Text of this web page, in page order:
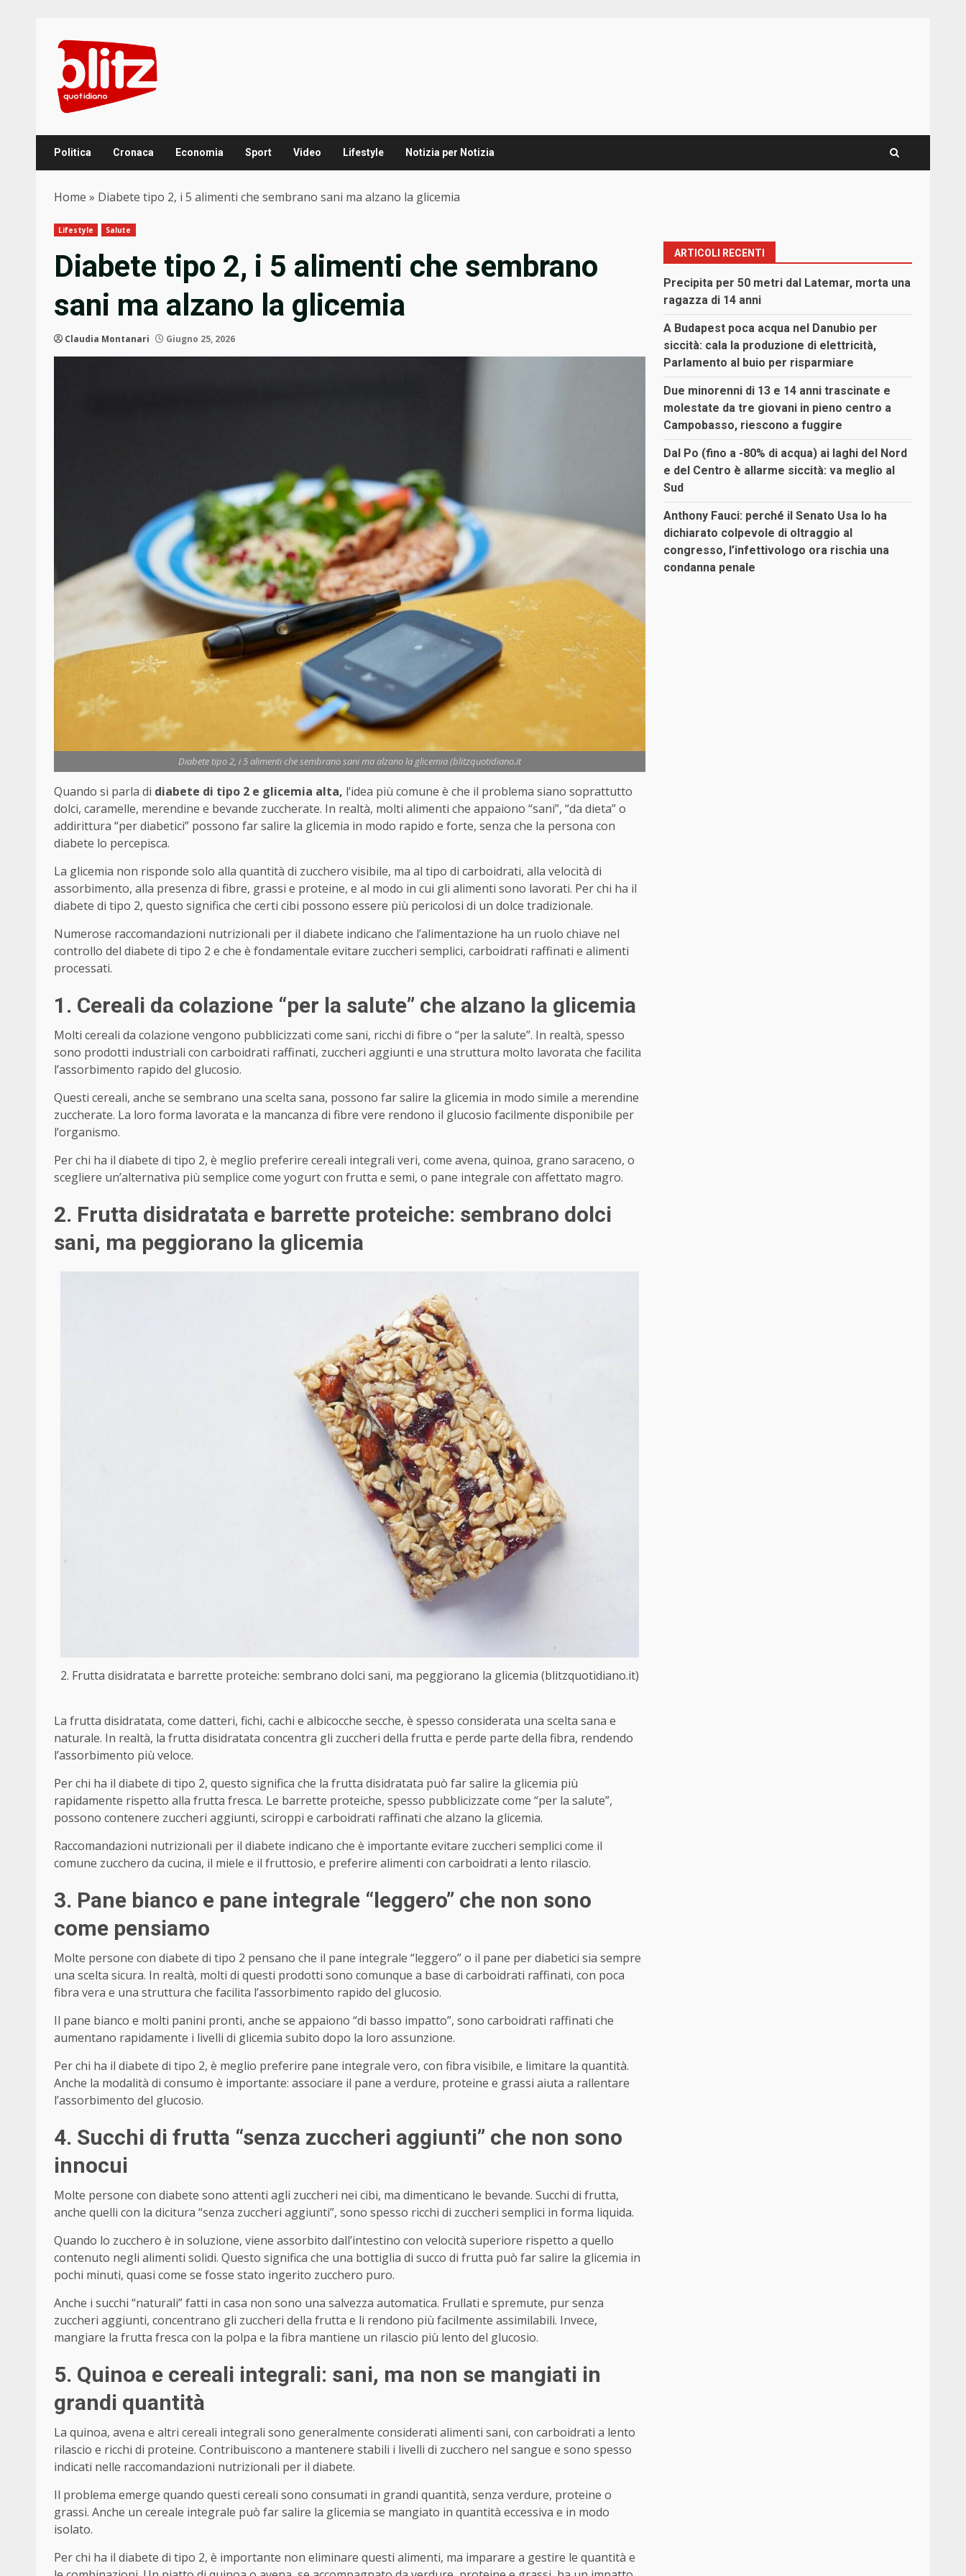
content
Politica Cronaca Economia Sport Video Lifestyle Notizia per Notizia
Home » Diabete tipo 2, i 5 alimenti che sembrano sani ma alzano la glicemia
Lifestyle Salute
Diabete tipo 2, i 5 alimenti che sembrano
sani ma alzano la glicemia
Claudia Montanari Giugno 25, 2026
Diabete tipo 2, i 5 alimenti che sembrano sani ma alzano la glicemia (blitzquotidiano.it
Quando si parla di diabete di tipo 2 e glicemia alta, l’idea più comune è che il problema siano soprattutto
dolci, caramelle, merendine e bevande zuccherate. In realtà, molti alimenti che appaiono “sani”, “da dieta” o
addirittura “per diabetici” possono far salire la glicemia in modo rapido e forte, senza che la persona con
diabete lo percepisca.
La glicemia non risponde solo alla quantità di zucchero visibile, ma al tipo di carboidrati, alla velocità di
assorbimento, alla presenza di fibre, grassi e proteine, e al modo in cui gli alimenti sono lavorati. Per chi ha il
diabete di tipo 2, questo significa che certi cibi possono essere più pericolosi di un dolce tradizionale.
Numerose raccomandazioni nutrizionali per il diabete indicano che l’alimentazione ha un ruolo chiave nel
controllo del diabete di tipo 2 e che è fondamentale evitare zuccheri semplici, carboidrati raffinati e alimenti
processati.
1. Cereali da colazione “per la salute” che alzano la glicemia
Molti cereali da colazione vengono pubblicizzati come sani, ricchi di fibre o “per la salute”. In realtà, spesso
sono prodotti industriali con carboidrati raffinati, zuccheri aggiunti e una struttura molto lavorata che facilita
l’assorbimento rapido del glucosio.
Questi cereali, anche se sembrano una scelta sana, possono far salire la glicemia in modo simile a merendine
zuccherate. La loro forma lavorata e la mancanza di fibre vere rendono il glucosio facilmente disponibile per
l’organismo.
Per chi ha il diabete di tipo 2, è meglio preferire cereali integrali veri, come avena, quinoa, grano saraceno, o
scegliere un’alternativa più semplice come yogurt con frutta e semi, o pane integrale con affettato magro.
2. Frutta disidratata e barrette proteiche: sembrano dolci
sani, ma peggiorano la glicemia
2. Frutta disidratata e barrette proteiche: sembrano dolci sani, ma peggiorano la glicemia (blitzquotidiano.it)
La frutta disidratata, come datteri, fichi, cachi e albicocche secche, è spesso considerata una scelta sana e
naturale. In realtà, la frutta disidratata concentra gli zuccheri della frutta e perde parte della fibra, rendendo
l’assorbimento più veloce.
Per chi ha il diabete di tipo 2, questo significa che la frutta disidratata può far salire la glicemia più
rapidamente rispetto alla frutta fresca. Le barrette proteiche, spesso pubblicizzate come “per la salute”,
possono contenere zuccheri aggiunti, sciroppi e carboidrati raffinati che alzano la glicemia.
Raccomandazioni nutrizionali per il diabete indicano che è importante evitare zuccheri semplici come il
comune zucchero da cucina, il miele e il fruttosio, e preferire alimenti con carboidrati a lento rilascio.
3. Pane bianco e pane integrale “leggero” che non sono
come pensiamo
Molte persone con diabete di tipo 2 pensano che il pane integrale “leggero” o il pane per diabetici sia sempre
una scelta sicura. In realtà, molti di questi prodotti sono comunque a base di carboidrati raffinati, con poca
fibra vera e una struttura che facilita l’assorbimento rapido del glucosio.
Il pane bianco e molti panini pronti, anche se appaiono “di basso impatto”, sono carboidrati raffinati che
aumentano rapidamente i livelli di glicemia subito dopo la loro assunzione.
Per chi ha il diabete di tipo 2, è meglio preferire pane integrale vero, con fibra visibile, e limitare la quantità.
Anche la modalità di consumo è importante: associare il pane a verdure, proteine e grassi aiuta a rallentare
l’assorbimento del glucosio.
4. Succhi di frutta “senza zuccheri aggiunti” che non sono
innocui
Molte persone con diabete sono attenti agli zuccheri nei cibi, ma dimenticano le bevande. Succhi di frutta,
anche quelli con la dicitura “senza zuccheri aggiunti”, sono spesso ricchi di zuccheri semplici in forma liquida.
Quando lo zucchero è in soluzione, viene assorbito dall’intestino con velocità superiore rispetto a quello
contenuto negli alimenti solidi. Questo significa che una bottiglia di succo di frutta può far salire la glicemia in
pochi minuti, quasi come se fosse stato ingerito zucchero puro.
Anche i succhi “naturali” fatti in casa non sono una salvezza automatica. Frullati e spremute, pur senza
zuccheri aggiunti, concentrano gli zuccheri della frutta e li rendono più facilmente assimilabili. Invece,
mangiare la frutta fresca con la polpa e la fibra mantiene un rilascio più lento del glucosio.
5. Quinoa e cereali integrali: sani, ma non se mangiati in
grandi quantità
La quinoa, avena e altri cereali integrali sono generalmente considerati alimenti sani, con carboidrati a lento
rilascio e ricchi di proteine. Contribuiscono a mantenere stabili i livelli di zucchero nel sangue e sono spesso
indicati nelle raccomandazioni nutrizionali per il diabete.
Il problema emerge quando questi cereali sono consumati in grandi quantità, senza verdure, proteine o
grassi. Anche un cereale integrale può far salire la glicemia se mangiato in quantità eccessiva e in modo
isolato.
Per chi ha il diabete di tipo 2, è importante non eliminare questi alimenti, ma imparare a gestire le quantità e
ARTICOLI RECENTI
Precipita per 50 metri dal Latemar, morta una
ragazza di 14 anni
A Budapest poca acqua nel Danubio per
siccità: cala la produzione di elettricità,
Parlamento al buio per risparmiare
Due minorenni di 13 e 14 anni trascinate e
molestate da tre giovani in pieno centro a
Campobasso, riescono a fuggire
Dal Po (fino a -80% di acqua) ai laghi del Nord
e del Centro è allarme siccità: va meglio al
Sud
Anthony Fauci: perché il Senato Usa lo ha
dichiarato colpevole di oltraggio al
congresso, l’infettivologo ora rischia una
condanna penale